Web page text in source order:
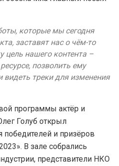
которые мы сегодня
заставят нас о чём-то
цель нашего контента –
позволить ему
видеть треки для изменения
программы актёр и
Голуб открыл
и призёров
В зале собрались
представители НКО